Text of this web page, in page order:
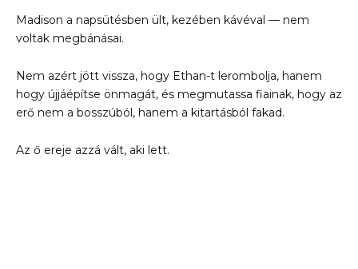
Madison a napsütésben ült, kezében kávéval — nem
voltak megbánásai.
Nem azért jött vissza, hogy Ethan-t lerombolja, hanem
hogy újjáépítse önmagát, és megmutassa fiainak, hogy az
erő nem a bosszúból, hanem a kitartásból fakad.
Az ő ereje azzá vált, aki lett.